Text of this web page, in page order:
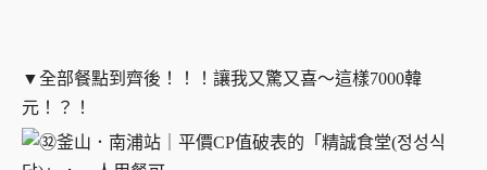
▼全部餐點到齊後！！！讓我又驚又喜～這樣7000韓
元！？！